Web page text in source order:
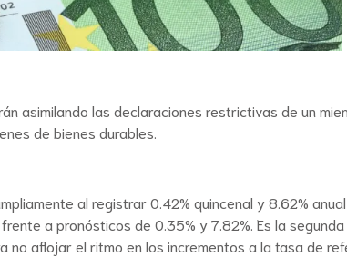
asimilando las declaraciones restrictivas de un
de bienes durables.
al registrar 0.42% quincenal y 8.62%
a pronósticos de 0.35% y 7.82%. Es la
aflojar el ritmo en los incrementos a la tasa de